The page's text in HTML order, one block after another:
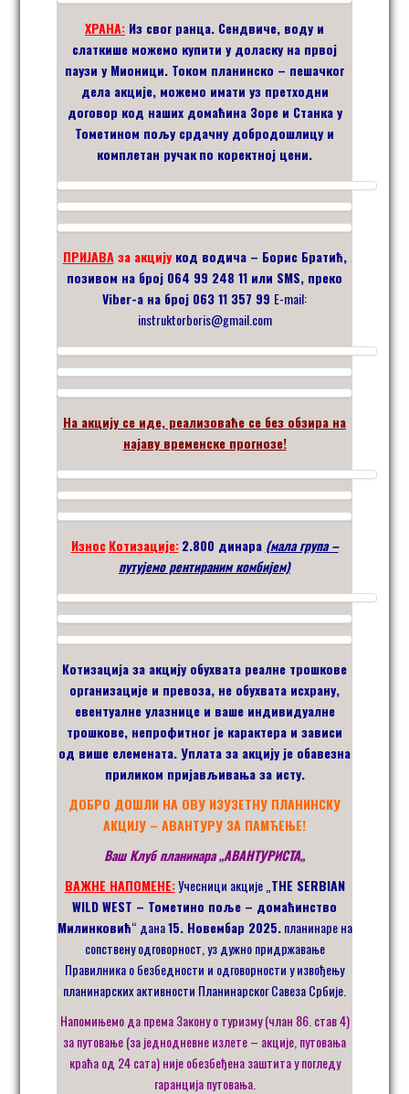
ХРАНА: Из свог ранца. Сендвиче, воду и
слаткише можемо купити у доласку на првој
паузи у Мионици. Током планинско – пешачког
дела акције, можемо имати уз претходни
договор код нашихдомаћина Зоре и Станкау
Тометином пољу срдачну добродошлицу и
комплетан ручакпо коректној цени.
ПРИЈАВАза акцијукод водича – Борис Братић,
позивом на број 064 99 248 11 или SMS, преко
Viber-a на број 063 11 357 99 E-mail:
instruktorboris@gmail.com
На акцију се иде, реализоваће се без обзира на
најаву временске прогнозе!
Износ Котизације: 2.800 динара (мала група –
путујемо рентираним комбијем)
Котизација за акцију обухвата реалне трошкове
организације и превоза, не обухвата исхрану,
евентуалне улазнице и ваше индивидуалне
трошкове, непрофитног је карактера и зависи
од више елемената. Уплата за акцију је обавезна
приликом пријављивања за исту.
ДОБРО ДОШЛИ НА ОВУ ИЗУЗЕТНУ ПЛАНИНСКУ
АКЦИЈУ – АВАНТУРУ ЗА ПАМЋЕЊЕ!
Ваш Клуб планинара„АВАНТУРИСТА„
ВАЖНЕ НАПОМЕНЕ:Учесници акције „ THE SERBIAN
WILD WEST – Тометино поље – домаћинство
Милинковић“ дана15. Новембар 2025.планинаре на
сопствену одговорност, уз дужно придржавање
Правилника о безбедности и одговорности у извођењу
планинарских активности Планинарског Савеза Србије.
Напомињемо да према Закону о туризму (члан 86. став 4)
за путовање (за једнодневне излете – акције, путовања
краћа од 24 сата) није обезбеђена заштита у погледу
гаранција путовања.